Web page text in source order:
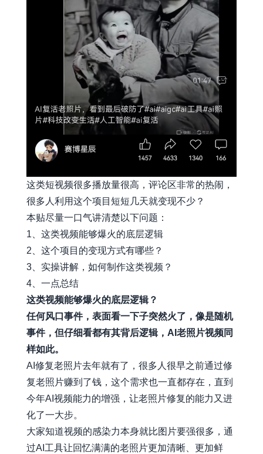
这类短视频很多播放量很高，评论区非常的热闹，
很多人利用这个项目短短几天就变现不少？
本贴尽量一口气讲清楚以下问题：
1、这类视频能够爆火的底层逻辑
2、这个项目的变现方式有哪些？
3、实操讲解，如何制作这类视频？
4、一点总结
这类视频能够爆火的底层逻辑？
任何风口事件，表面看一下子突然火了，像是随机
事件，但仔细看都有其背后逻辑，AI老照片视频同
样如此。
AI修复老照片去年就有了，很多人很早之前通过修
复老照片赚到了钱，这个需求也一直都存在，直到
今年AI视频能力的增强，让老照片修复的能力又进
化了一大步。
大家知道视频的感染力本身就比图片要强很多，通
过AI工具让回忆满满的老照片更加清晰、更加鲜